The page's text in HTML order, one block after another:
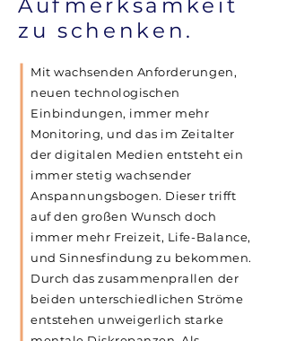
Aufmerksamkeit
zu schenken.
Mit wachsenden Anforderungen,
neuen technologischen
Einbindungen, immer mehr
Monitoring, und das im Zeitalter
der digitalen Medien entsteht ein
immer stetig wachsender
Anspannungsbogen. Dieser trifft
auf den großen Wunsch doch
immer mehr Freizeit, Life-Balance,
und Sinnesfindung zu bekommen.
Durch das zusammenprallen der
beiden unterschiedlichen Ströme
entstehen unweigerlich starke